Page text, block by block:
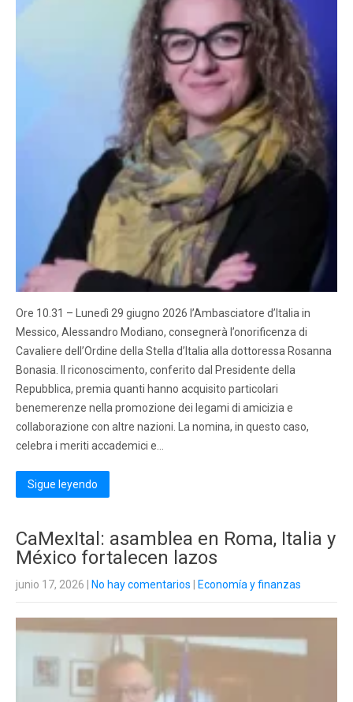
Ore 10.31 – Lunedì 29 giugno 2026 l’Ambasciatore d’Italia in
Messico, Alessandro Modiano, consegnerà l’onorificenza di
Cavaliere dell’Ordine della Stella d’Italia alla dottoressa Rosanna
Bonasia. Il riconoscimento, conferito dal Presidente della
Repubblica, premia quanti hanno acquisito particolari
benemerenze nella promozione dei legami di amicizia e
collaborazione con altre nazioni. La nomina, in questo caso,
celebra i meriti accademici e…
Sigue leyendo
CaMexItal: asamblea en Roma, Italia y
México fortalecen lazos
junio 17, 2026 No hay comentarios Economía y finanzas